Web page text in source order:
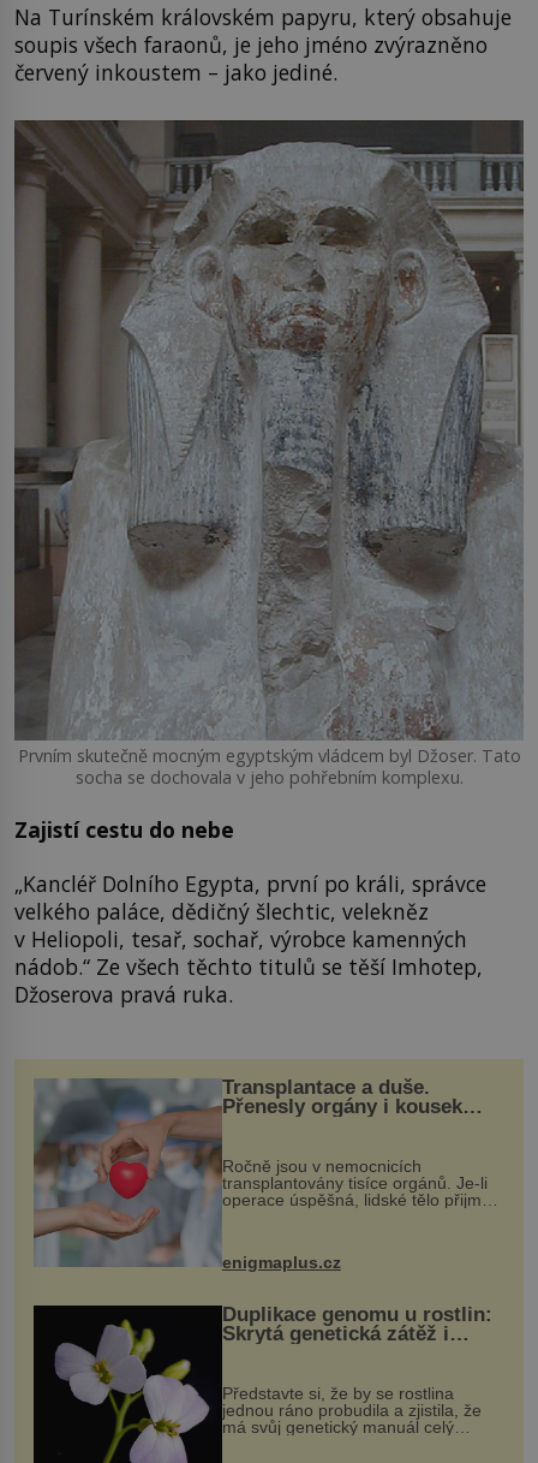
Na Turínském královském papyru, který obsahuje
soupis všech faraonů, je jeho jméno zvýrazněno
červený inkoustem – jako jediné.
Prvním skutečně mocným egyptským vládcem byl Džoser. Tato
socha se dochovala v jeho pohřebním komplexu.
Zajistí cestu do nebe
„Kancléř Dolního Egypta, první po králi, správce
velkého paláce, dědičný šlechtic, velekněz
v Heliopoli, tesař, sochař, výrobce kamenných
nádob.“ Ze všech těchto titulů se těší Imhotep,
Džoserova pravá ruka.
Transplantace a duše.
Přenesly orgány i kousek
Ročně jsou v nemocnicích
transplantovány tisíce orgánů. Je-li
operace úspěšná, lidské tělo přijme
enigmaplus.cz
Duplikace genomu u rostlin:
Skrytá genetická zátěž i
Představte si, že by se rostlina
jednou ráno probudila a zjistila, že
má svůj genetický manuál celý